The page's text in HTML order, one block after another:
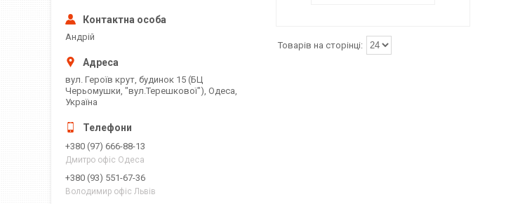
Андрій
вул. Героїв крут, будинок 15 (БЦ
Черьомушки, "вул.Терешкової"), Одеса,
Україна
+380 (97) 666-88-13
Дмитро офіс Одеса
+380 (93) 551-67-36
Володимир офіс Львів